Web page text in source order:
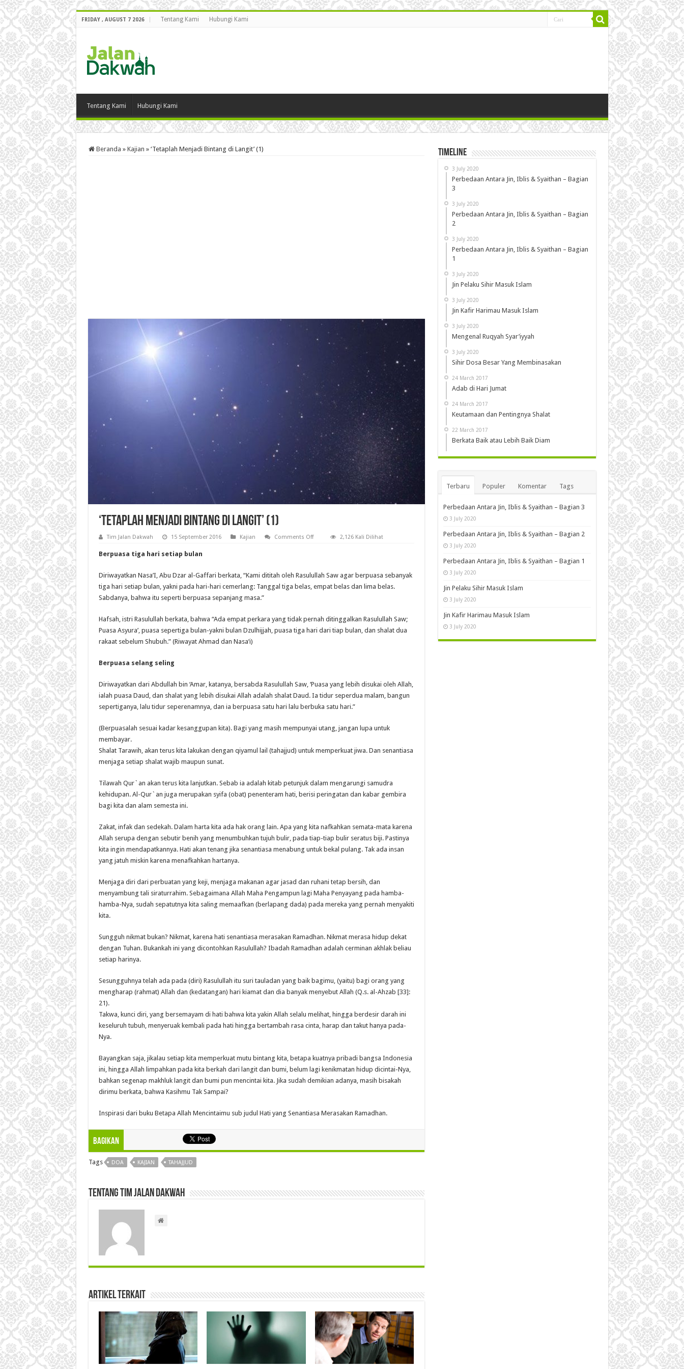
FRIDAY , AUGUST 7 2026 Tentang Kami Hubungi Kami
Tentang Kami Hubungi Kami
Beranda » Kajian » ‘Tetaplah Menjadi Bintang di Langit’ (1)
‘Tetaplah Menjadi Bintang di Langit’ (1)
Tim Jalan Dakwah 15 September 2016 Kajian Comments Offon
(1)
2,126 Kali Dilihat
Berpuasa tiga hari setiap bulan
Diriwayatkan Nasa’I, Abu Dzar al-Gaffari berkata, “Kami dititah oleh Rasulullah Saw agar berpuasa sebanyak
tiga hari setiap bulan, yakni pada hari-hari cemerlang: Tanggal tiga belas, empat belas dan lima belas.
Sabdanya, bahwa itu seperti berpuasa sepanjang masa.”
Hafsah, istri Rasulullah berkata, bahwa “Ada empat perkara yang tidak pernah ditinggalkan Rasulullah Saw;
Puasa Asyura’, puasa sepertiga bulan-yakni bulan Dzulhijjah, puasa tiga hari dari tiap bulan, dan shalat dua
rakaat sebelum Shubuh.” (Riwayat Ahmad dan Nasa’i)
Berpuasa selang seling
Diriwayatkan dari Abdullah bin ‘Amar, katanya, bersabda Rasulullah Saw, ‘Puasa yang lebih disukai oleh Allah,
ialah puasa Daud, dan shalat yang lebih disukai Allah adalah shalat Daud. Ia tidur seperdua malam, bangun
sepertiganya, lalu tidur seperenamnya, dan ia berpuasa satu hari lalu berbuka satu hari.”
(Berpuasalah sesuai kadar kesanggupan kita). Bagi yang masih mempunyai utang, jangan lupa untuk
membayar.
Shalat Tarawih, akan terus kita lakukan dengan qiyamul lail (tahajjud) untuk memperkuat jiwa. Dan senantiasa
menjaga setiap shalat wajib maupun sunat.
Tilawah Qur`an akan terus kita lanjutkan. Sebab ia adalah kitab petunjuk dalam mengarungi samudra
kehidupan. Al-Qur`an juga merupakan syifa (obat) penenteram hati, berisi peringatan dan kabar gembira
bagi kita dan alam semesta ini.
Zakat, infak dan sedekah. Dalam harta kita ada hak orang lain. Apa yang kita nafkahkan semata-mata karena
Allah serupa dengan sebutir benih yang menumbuhkan tujuh bulir, pada tiap-tiap bulir seratus biji. Pastinya
kita ingin mendapatkannya. Hati akan tenang jika senantiasa menabung untuk bekal pulang. Tak ada insan
yang jatuh miskin karena menafkahkan hartanya.
Menjaga diri dari perbuatan yang keji, menjaga makanan agar jasad dan ruhani tetap bersih, dan
menyambung tali siraturrahim. Sebagaimana Allah Maha Pengampun lagi Maha Penyayang pada hamba-
hamba-Nya, sudah sepatutnya kita saling memaafkan (berlapang dada) pada mereka yang pernah menyakiti
kita.
Sungguh nikmat bukan? Nikmat, karena hati senantiasa merasakan Ramadhan. Nikmat merasa hidup dekat
dengan Tuhan. Bukankah ini yang dicontohkan Rasulullah? Ibadah Ramadhan adalah cerminan akhlak beliau
setiap harinya.
Sesungguhnya telah ada pada (diri) Rasulullah itu suri tauladan yang baik bagimu, (yaitu) bagi orang yang
mengharap (rahmat) Allah dan (kedatangan) hari kiamat dan dia banyak menyebut Allah (Q.s. al-Ahzab [33]:
21).
Takwa, kunci diri, yang bersemayam di hati bahwa kita yakin Allah selalu melihat, hingga berdesir darah ini
keseluruh tubuh, menyeruak kembali pada hati hingga bertambah rasa cinta, harap dan takut hanya pada-
Nya.
Bayangkan saja, jikalau setiap kita memperkuat mutu bintang kita, betapa kuatnya pribadi bangsa Indonesia
ini, hingga Allah limpahkan pada kita berkah dari langit dan bumi, belum lagi kenikmatan hidup dicintai-Nya,
bahkan segenap makhluk langit dan bumi pun mencintai kita. Jika sudah demikian adanya, masih bisakah
dirimu berkata, bahwa Kasihmu Tak Sampai?
Inspirasi dari buku Betapa Allah Mencintaimu sub judul Hati yang Senantiasa Merasakan Ramadhan.
Bagikan
Tags DOA KAJIAN TAHAJJUD
Tentang Tim Jalan Dakwah
Artikel Terkait
Timeline
3 July 2020
Perbedaan Antara Jin, Iblis & Syaithan – Bagian
3
3 July 2020
Perbedaan Antara Jin, Iblis & Syaithan – Bagian
2
3 July 2020
Perbedaan Antara Jin, Iblis & Syaithan – Bagian
1
3 July 2020
Jin Pelaku Sihir Masuk Islam
3 July 2020
Jin Kafir Harimau Masuk Islam
3 July 2020
Mengenal Ruqyah Syar’iyyah
3 July 2020
Sihir Dosa Besar Yang Membinasakan
24 March 2017
Adab di Hari Jumat
24 March 2017
Keutamaan dan Pentingnya Shalat
22 March 2017
Berkata Baik atau Lebih Baik Diam
Terbaru Populer Komentar Tags
Perbedaan Antara Jin, Iblis & Syaithan – Bagian 3
3 July 2020
Perbedaan Antara Jin, Iblis & Syaithan – Bagian 2
3 July 2020
Perbedaan Antara Jin, Iblis & Syaithan – Bagian 1
3 July 2020
Jin Pelaku Sihir Masuk Islam
3 July 2020
Jin Kafir Harimau Masuk Islam
3 July 2020